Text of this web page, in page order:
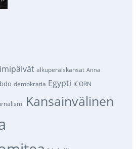
alkuperäiskansat Anna
demokratia Egypti ICORN
Kansainvälinen